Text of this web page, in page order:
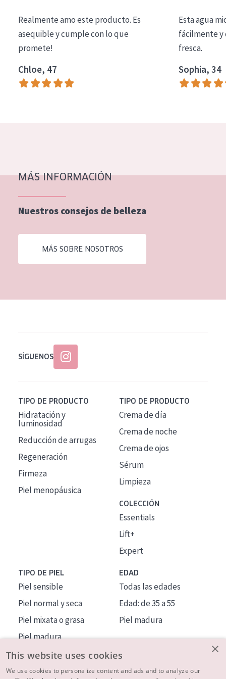
Essentials
Lift+
Expert
Piel madura
Piel menopáusica
EDAD
Realmente amo este producto. Es
asequible y cumple con lo que
promete!
Chloe, 47
Esta agua
fácilmente y
fresca.
Sophia, 34
MÁS INFORMACIÓN
Nuestros consejos de belleza
MÁS SOBRE NOSOTROS
SÍGUENOS
TIPO DE PRODUCTO
Hidratación y
luminosidad
Reducción de arrugas
Regeneración
Firmeza
Piel menopáusica
TIPO DE PRODUCTO
Crema de día
Crema de noche
Crema de ojos
Sérum
Limpieza
COLECCIÓN
Essentials
Lift+
Expert
TIPO DE PIEL
Piel sensible
Piel normal y seca
Piel mixata o grasa
Piel madura
Piel expuesta al sol
Piel menopáusica
EDAD
Todas las edades
Edad: de 35 a 55
Piel madura
×
This website uses cookies
We use cookies to personalize content and ads and to analyze our